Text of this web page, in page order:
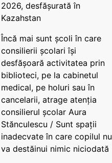
2026, desfășurată în
Kazahstan
Încă mai sunt școli în care
consilierii școlari își
desfășoară activitatea prin
biblioteci, pe la cabinetul
medical, pe holuri sau în
cancelarii, atrage atenția
consilierul școlar Aura
Stănculescu / Sunt spații
inadecvate în care copilul nu
va destăinui nimic niciodată